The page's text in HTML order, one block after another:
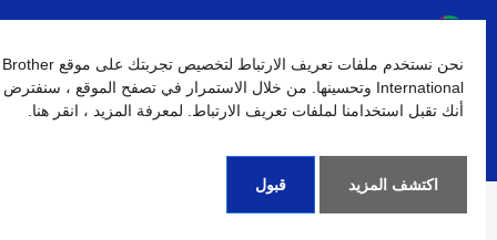
نهج الخصوصية شروط الإستخدام خريطة الموقع الإنتقال إلى الموقع العالمي
نحن نستخدم ملفات تعريف الارتباط لتخصيص تجربتك على موقع Brother
International وتحسينها. من خلال الاستمرار في تصفح الموقع ، سنفترض
أنك تقبل استخدامنا لملفات تعريف الارتباط. لمعرفة المزيد ، انقر هنا.
اكتشف المزيد قبول